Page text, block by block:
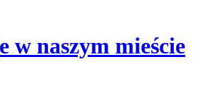
w naszym mieście